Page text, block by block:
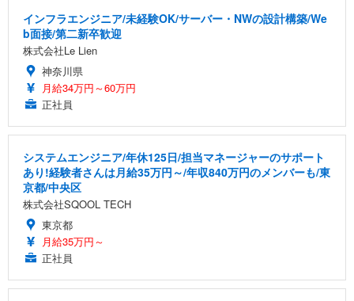
インフラエンジニア/未経験OK/サーバー・NWの設計構築/We
b面接/第二新卒歓迎
株式会社Le Lien
神奈川県
月給34万円～60万円
正社員
システムエンジニア/年休125日/担当マネージャーのサポート
あり!経験者さんは月給35万円～/年収840万円のメンバーも/東
京都/中央区
株式会社SQOOL TECH
東京都
月給35万円～
正社員